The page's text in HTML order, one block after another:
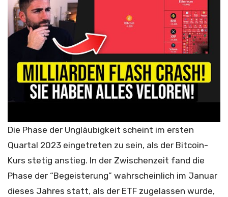
Die Phase der Ungläubigkeit scheint im ersten
Quartal 2023 eingetreten zu sein, als der Bitcoin-
Kurs stetig anstieg. In der Zwischenzeit fand die
Phase der “Begeisterung” wahrscheinlich im Januar
dieses Jahres statt, als der ETF zugelassen wurde,